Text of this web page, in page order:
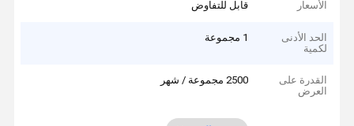
الأسعار قابل للتفاوض
الحد الأدنى
لكمية
1 مجموعة
القدرة على
العرض
2500 مجموعة / شهر